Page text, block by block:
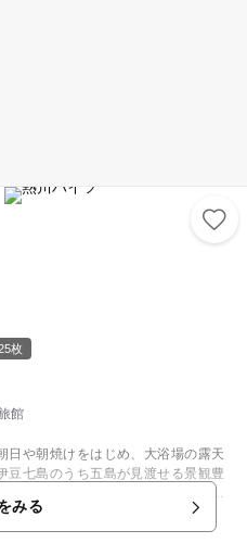
枚
館
日や朝焼けをはじめ、大浴場の露天
豆七島のうち五島が見渡せる景観豊
室」「露天風呂付客室」「特別
設も充実。温泉宿
ん、約1,800冊の漫画が読み放題の
みる